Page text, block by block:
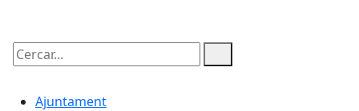
Cercar:
Ajuntament